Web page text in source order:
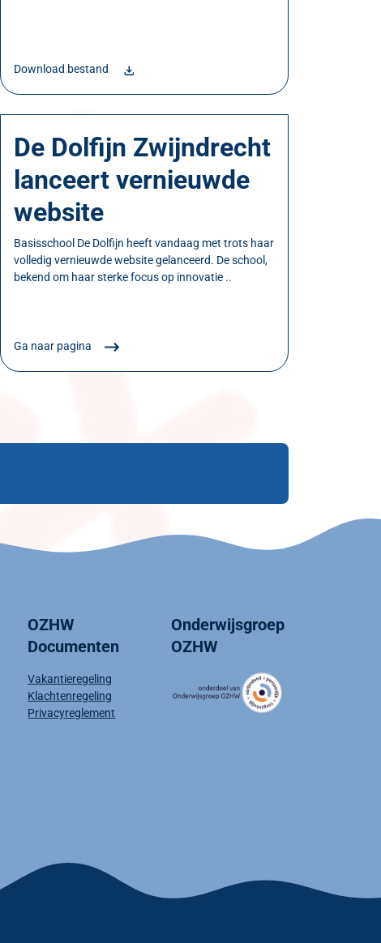
Download bestand
De Dolfijn Zwijndrecht
lanceert vernieuwde
website
Basisschool De Dolfijn heeft vandaag met trots haar
volledig vernieuwde website gelanceerd. De school,
bekend om haar sterke focus op innovatie ..
Ga naar pagina
OZHW
Documenten
Vakantieregeling
Klachtenregeling
Privacyreglement
Onderwijsgroep
OZHW